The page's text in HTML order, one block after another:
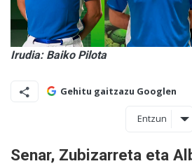
Irudia: Baiko Pilota
Gehitu gaitzazu Googlen
Entzun
Senar, Zubizarreta eta